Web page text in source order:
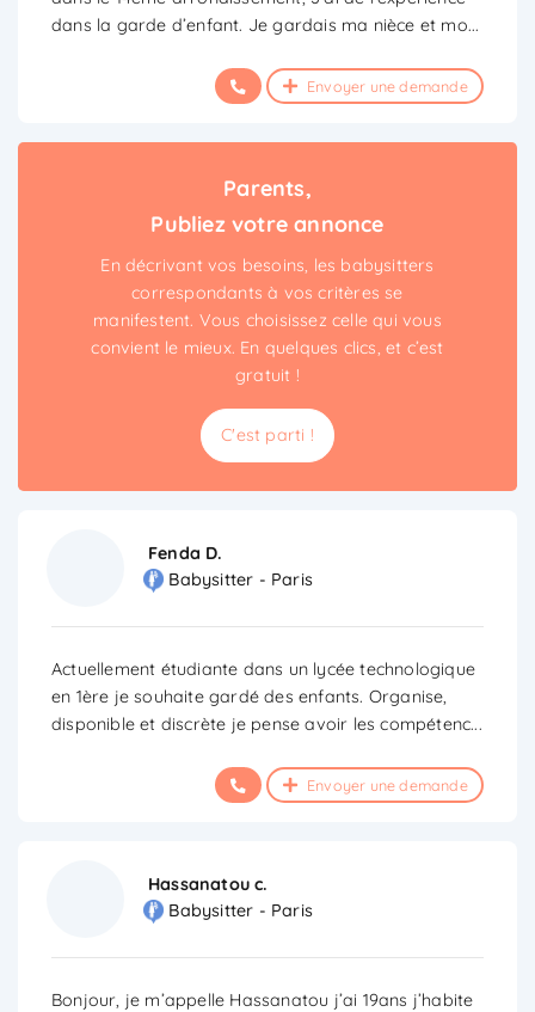
dans la garde d’enfant. Je gardais ma nièce et mo...
Envoyer une demande
Parents,
Publiez votre annonce
En décrivant vos besoins, les babysitters
correspondants à vos critères se
manifestent. Vous choisissez celle qui vous
convient le mieux. En quelques clics, et c’est
gratuit !
C'est parti !
Fenda D.
Babysitter - Paris
Actuellement étudiante dans un lycée technologique
en 1ère je souhaite gardé des enfants. Organise,
disponible et discrète je pense avoir les compétenc...
Envoyer une demande
Hassanatou c.
Babysitter - Paris
Bonjour, je m’appelle Hassanatou j’ai 19ans j’habite